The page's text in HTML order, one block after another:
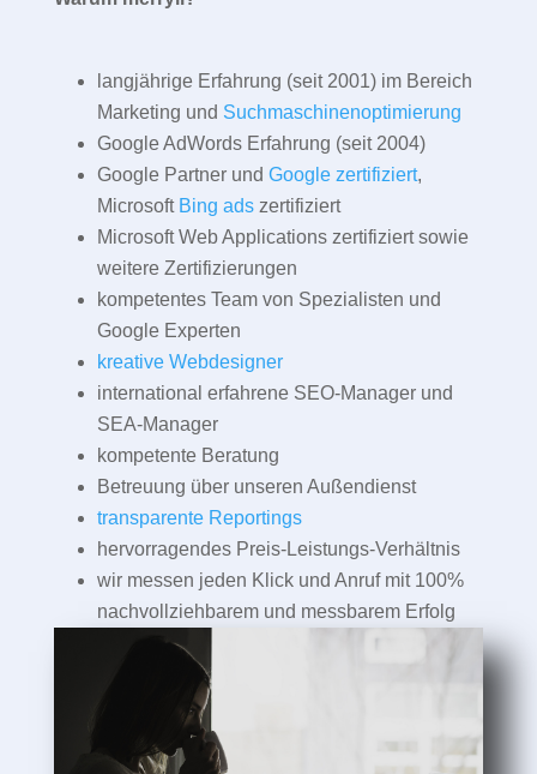
langjährige Erfahrung (seit 2001) im Bereich
Marketing und Suchmaschinenoptimierung
Google AdWords Erfahrung (seit 2004)
Google Partner und Google zertifiziert,
Microsoft Bing adszertifiziert
Microsoft Web Applications zertifiziert sowie
weitere Zertifizierungen
kompetentes Team von Spezialisten und
Google Experten
kreative Webdesigner
international erfahrene SEO-Manager und
SEA-Manager
kompetente Beratung
Betreuung über unseren Außendienst
transparente Reportings
hervorragendes Preis-Leistungs-Verhältnis
wir messen jeden Klick und Anruf mit 100%
nachvollziehbarem und messbarem Erfolg